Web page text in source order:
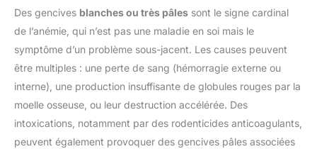
Des gencives blanches ou très pâles sont le signe cardinal
de l’anémie, qui n’est pas une maladie en soi mais le
symptôme d’un problème sous-jacent. Les causes peuvent
être multiples : une perte de sang (hémorragie externe ou
interne), une production insuffisante de globules rouges par la
moelle osseuse, ou leur destruction accélérée. Des
intoxications, notamment par des rodenticides anticoagulants,
peuvent également provoquer des gencives pâles associées